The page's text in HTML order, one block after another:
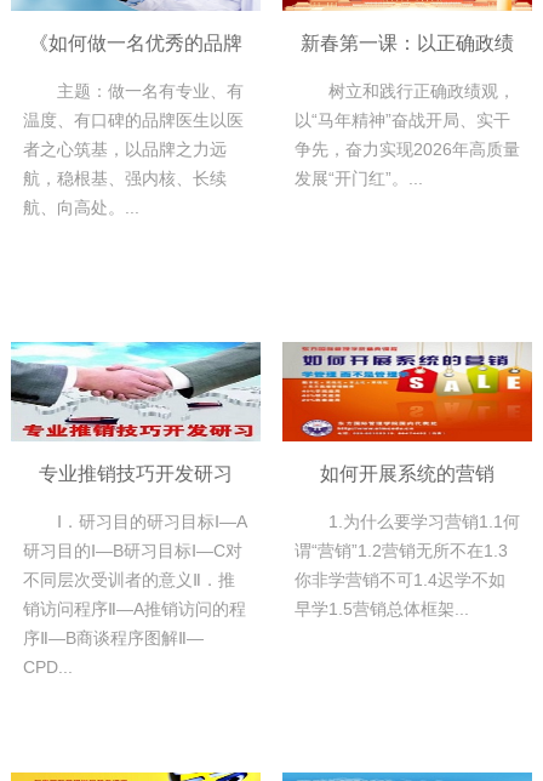
《如何做一名优秀的品牌
医生》课程要点
主题：做一名有专业、有
温度、有口碑的品牌医生以医
者之心筑基，以品牌之力远
航，稳根基、强内核、长续
航、向高处。...
新春第一课：以正确政绩
观引领马年“开门红”
树立和践行正确政绩观，
以“马年精神”奋战开局、实干
争先，奋力实现2026年高质量
发展“开门红”。...
专业推销技巧开发研习
Ⅰ．研习目的研习目标Ⅰ—A
研习目的Ⅰ—B研习目标Ⅰ—C对
不同层次受训者的意义Ⅱ．推
销访问程序Ⅱ—A推销访问的程
序Ⅱ—B商谈程序图解Ⅱ—
CPD...
如何开展系统的营销
1.为什么要学习营销​1.1何
谓“营销”1.2营销无所不在1.3
你非学营销不可1.4迟学不如
早学1.5营销总体框架...